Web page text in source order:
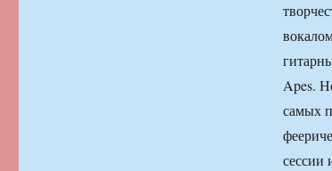
Apes.
самых
сессии